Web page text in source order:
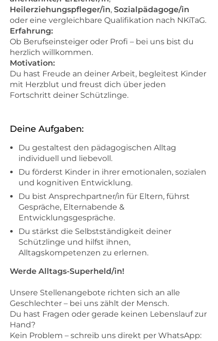
Heilerziehungspfleger/in, Sozialpädagoge/in
oder eine vergleichbare Qualifikation nach NKiTaG.
Erfahrung:
Ob Berufseinsteiger oder Profi – bei uns bist du
herzlich willkommen.
Motivation:
Du hast Freude an deiner Arbeit, begleitest Kinder
mit Herzblut und freust dich über jeden
Fortschritt deiner Schützlinge.
Deine Aufgaben:
Du gestaltest den pädagogischen Alltag
individuell und liebevoll.
Du förderst Kinder in ihrer emotionalen, sozialen
und kognitiven Entwicklung.
Du bist Ansprechpartner/in für Eltern, führst
Gespräche, Elternabende &
Entwicklungsgespräche.
Du stärkst die Selbstständigkeit deiner
Schützlinge und hilfst ihnen,
Alltagskompetenzen zu erlernen.
Werde Alltags-Superheld/in!
Unsere Stellenangebote richten sich an alle
Geschlechter – bei uns zählt der Mensch.
Du hast Fragen oder gerade keinen Lebenslauf zur
Hand?
Kein Problem – schreib uns direkt per WhatsApp: